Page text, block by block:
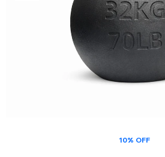
10% OFF